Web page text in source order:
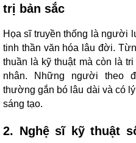
trị bản sắc
Họa sĩ truyền thống là người
tinh thần văn hóa lâu đời.
thuần là kỹ thuật mà còn là
nhân. Những người theo
thường gắn bó lâu dài và có
sáng tạo.
2. Nghệ sĩ kỹ thuật